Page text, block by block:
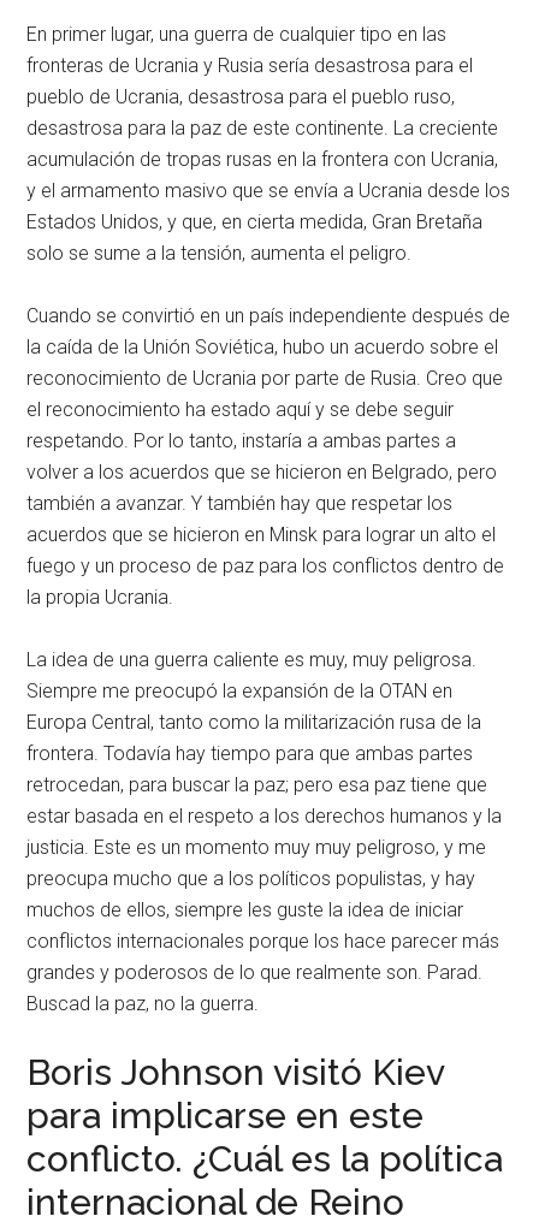
En primer lugar, una guerra de cualquier tipo en las
fronteras de Ucrania y Rusia sería desastrosa para el
pueblo de Ucrania, desastrosa para el pueblo ruso,
desastrosa para la paz de este continente. La creciente
acumulación de tropas rusas en la frontera con Ucrania,
y el armamento masivo que se envía a Ucrania desde los
Estados Unidos, y que, en cierta medida, Gran Bretaña
solo se sume a la tensión, aumenta el peligro.
Cuando se convirtió en un país independiente después de
la caída de la Unión Soviética, hubo un acuerdo sobre el
reconocimiento de Ucrania por parte de Rusia. Creo que
el reconocimiento ha estado aquí y se debe seguir
respetando. Por lo tanto, instaría a ambas partes a
volver a los acuerdos que se hicieron en Belgrado, pero
también a avanzar. Y también hay que respetar los
acuerdos que se hicieron en Minsk para lograr un alto el
fuego y un proceso de paz para los conflictos dentro de
la propia Ucrania.
La idea de una guerra caliente es muy, muy peligrosa.
Siempre me preocupó la expansión de la OTAN en
Europa Central, tanto como la militarización rusa de la
frontera. Todavía hay tiempo para que ambas partes
retrocedan, para buscar la paz; pero esa paz tiene que
estar basada en el respeto a los derechos humanos y la
justicia. Este es un momento muy muy peligroso, y me
preocupa mucho que a los políticos populistas, y hay
muchos de ellos, siempre les guste la idea de iniciar
conflictos internacionales porque los hace parecer más
grandes y poderosos de lo que realmente son. Parad.
Buscad la paz, no la guerra.
Boris Johnson visitó Kiev
para implicarse en este
conflicto. ¿Cuál es la política
internacional de Reino